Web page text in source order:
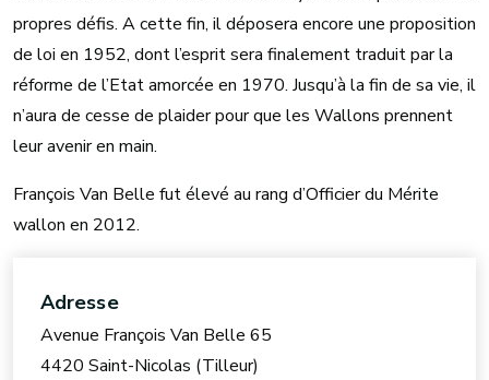
propres défis. A cette fin, il déposera encore une proposition
de loi en 1952, dont l’esprit sera finalement traduit par la
réforme de l’Etat amorcée en 1970. Jusqu’à la fin de sa vie, il
n’aura de cesse de plaider pour que les Wallons prennent
leur avenir en main.
François Van Belle fut élevé au rang d’Officier du Mérite
wallon en 2012.
Adresse
Avenue François Van Belle 65
4420 Saint-Nicolas (Tilleur)